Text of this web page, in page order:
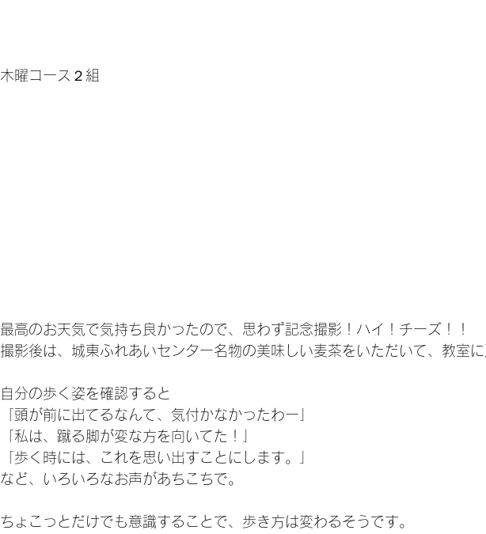
木曜コース２組
最高のお天気で気持ち良かったので、思わず記念撮影！ハイ！チーズ！！
撮影後は、城東ふれあいセンター名物の美味しい麦茶をいただいて、教室
自分の歩く姿を確認すると
「頭が前に出てるなんて、気付かなかったわー」
「私は、蹴る脚が変な方を向いてた！」
「歩く時には、これを思い出すことにします。」
など、いろいろなお声があちこちで。
ちょこっとだけでも意識することで、歩き方は変わるそうです。